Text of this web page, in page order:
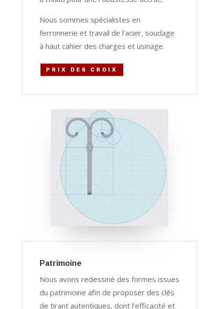
Nous sommes spécialistes en
ferronnerie et travail de l’acier, soudage
à haut cahier des charges et usinage.
PRIX DES CROIX
Patrimoine
Nous avons redessiné des formes issues
du patrimoine afin de proposer des clés
de tirant autentiques, dont l’efficacité et